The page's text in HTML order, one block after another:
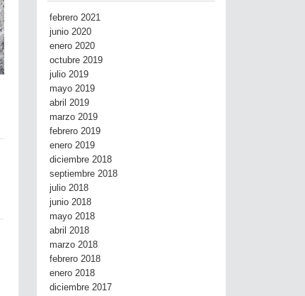
febrero 2021
junio 2020
enero 2020
octubre 2019
julio 2019
mayo 2019
abril 2019
marzo 2019
febrero 2019
enero 2019
diciembre 2018
septiembre 2018
julio 2018
junio 2018
mayo 2018
abril 2018
marzo 2018
febrero 2018
enero 2018
diciembre 2017